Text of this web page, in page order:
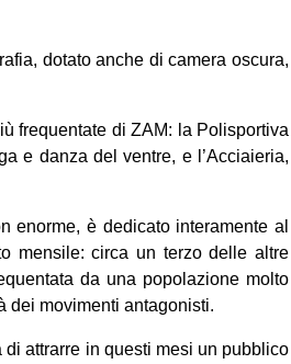
dotato anche di camera oscura,
frequentate di ZAM: la Polisportiva
e danza del ventre, e l’Acciaieria,
enorme, è dedicato interamente al
mensile: circa un terzo delle altre
da una popolazione molto
dei movimenti antagonisti.
attrarre in questi mesi un pubblico